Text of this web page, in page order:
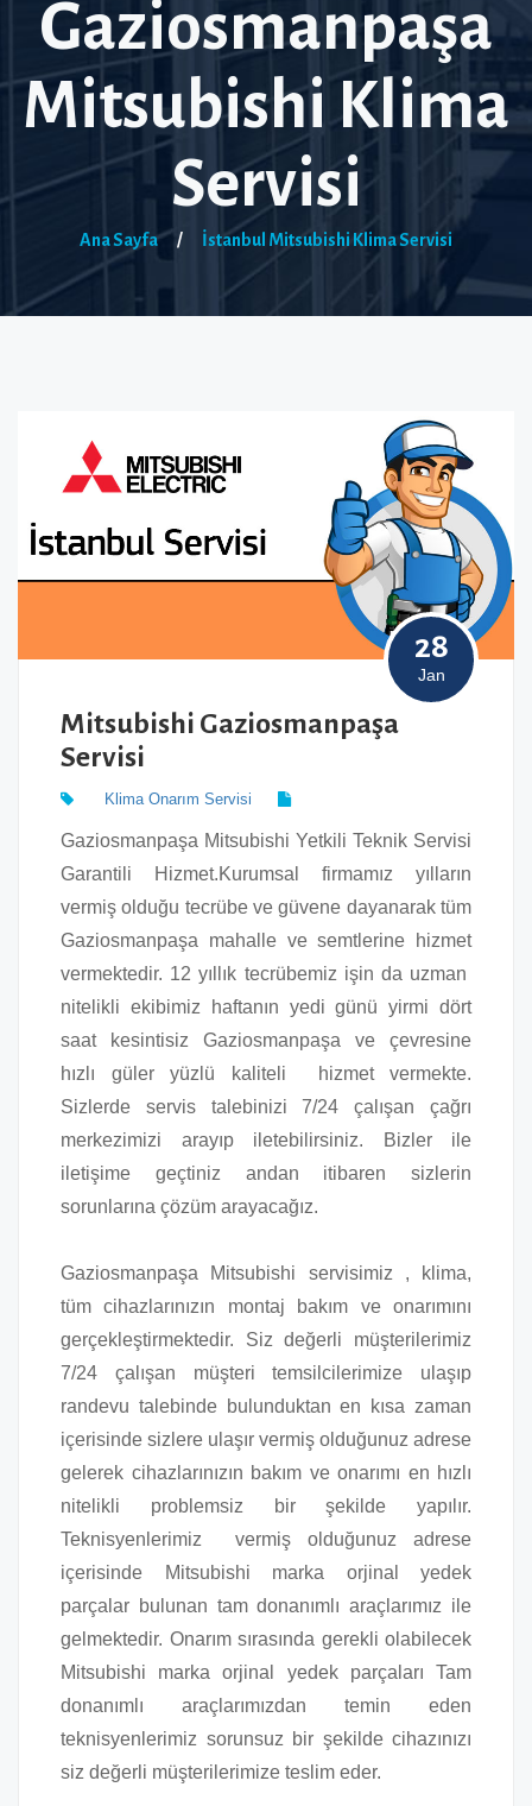
Gaziosmanpaşa
Mitsubishi Klima
Servisi
Ana Sayfa / İstanbul Mitsubishi Klima Servisi
28
Jan
Mitsubishi Gaziosmanpaşa
Servisi
Klima Onarım Servisi
Gaziosmanpaşa Mitsubishi Yetkili Teknik Servisi
Garantili Hizmet.Kurumsal firmamız yılların
vermiş olduğu tecrübe ve güvene dayanarak tüm
Gaziosmanpaşa mahalle ve semtlerine hizmet
vermektedir. 12 yıllık tecrübemiz işin da uzman
nitelikli ekibimiz haftanın yedi günü yirmi dört
saat kesintisiz Gaziosmanpaşa ve çevresine
hızlı güler yüzlü kaliteli hizmet vermekte.
Sizlerde servis talebinizi 7/24 çalışan çağrı
merkezimizi arayıp iletebilirsiniz. Bizler ile
iletişime geçtiniz andan itibaren sizlerin
sorunlarına çözüm arayacağız.
Gaziosmanpaşa Mitsubishi servisimiz , klima,
tüm cihazlarınızın montaj bakım ve onarımını
gerçekleştirmektedir. Siz değerli müşterilerimiz
7/24 çalışan müşteri temsilcilerimize ulaşıp
randevu talebinde bulunduktan en kısa zaman
içerisinde sizlere ulaşır vermiş olduğunuz adrese
gelerek cihazlarınızın bakım ve onarımı en hızlı
nitelikli problemsiz bir şekilde yapılır.
Teknisyenlerimiz vermiş olduğunuz adrese
içerisinde Mitsubishi marka orjinal yedek
parçalar bulunan tam donanımlı araçlarımız ile
gelmektedir. Onarım sırasında gerekli olabilecek
Mitsubishi marka orjinal yedek parçaları Tam
donanımlı araçlarımızdan temin eden
teknisyenlerimiz sorunsuz bir şekilde cihazınızı
siz değerli müşterilerimize teslim eder.